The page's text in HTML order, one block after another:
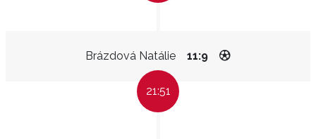
Brázdová Natálie 11:9
21:51